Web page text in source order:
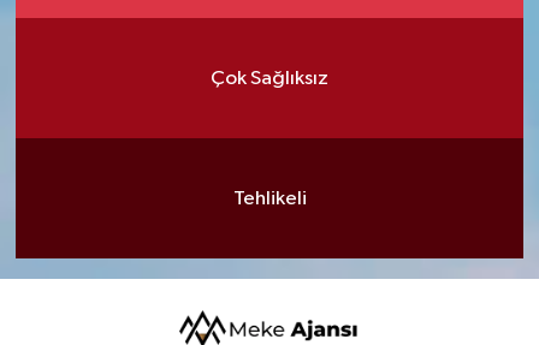
Çok Sağlıksız
Tehlikeli